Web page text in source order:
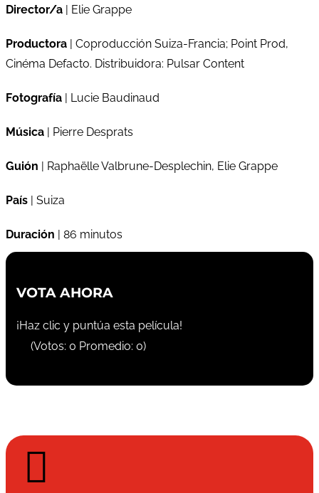
Director/a | Elie Grappe
Productora | Coproducción Suiza-Francia; Point Prod,
Cinéma Defacto. Distribuidora: Pulsar Content
Fotografía | Lucie Baudinaud
Música | Pierre Desprats
Guión | Raphaëlle Valbrune-Desplechin, Elie Grappe
País | Suiza
Duración | 86 minutos
VOTA AHORA
¡Haz clic y puntúa esta película!
(Votos: 0 Promedio: 0)
